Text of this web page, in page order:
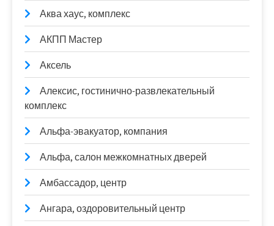
Аква хаус, комплекс
АКПП Мастер
Аксель
Алексис, гостинично-развлекательный
комплекс
Альфа-эвакуатор, компания
Альфа, салон межкомнатных дверей
Амбассадор, центр
Ангара, оздоровительный центр